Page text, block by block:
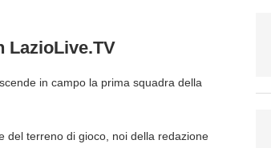
LazioLive.TV
in campo la prima squadra della
del terreno di gioco, noi della redazione